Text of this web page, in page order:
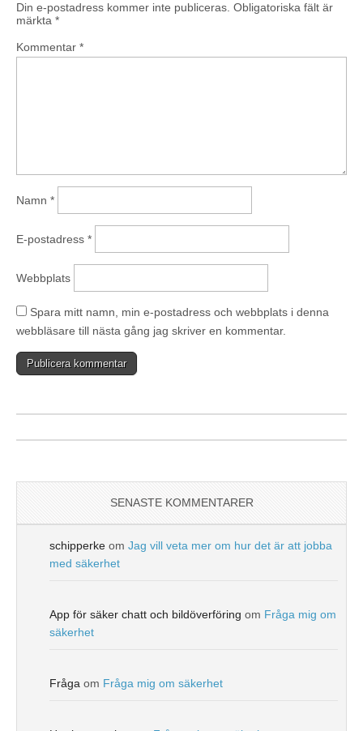
Din e-postadress kommer inte publiceras. Obligatoriska fält är
märkta *
Kommentar *
Namn *
E-postadress *
Webbplats
Spara mitt namn, min e-postadress och webbplats i denna
webbläsare till nästa gång jag skriver en kommentar.
SENASTE KOMMENTARER
schipperke om Jag vill veta mer om hur det är att jobba
med säkerhet
App för säker chatt och bildöverföring om Fråga mig om
säkerhet
Fråga om Fråga mig om säkerhet